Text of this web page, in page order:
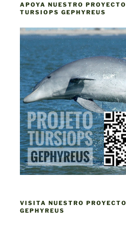
APOYA NUESTRO PROYECTO
TURSIOPS GEPHYREUS
VISITA NUESTRO PROYECTO
GEPHYREUS